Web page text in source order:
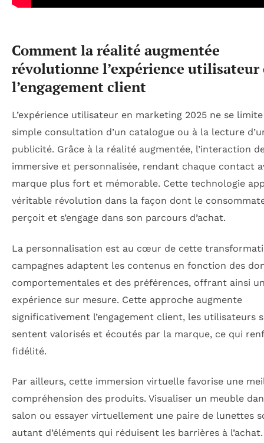
Comment la réalité augmentée
révolutionne l’expérience utilisateur
l’engagement client
L’expérience utilisateur en marketing 2025 ne se
simple consultation d’un catalogue ou à la lecture
publicité. Grâce à la réalité augmentée, l’interaction
immersive et personnalisée, rendant chaque contact
marque plus fort et mémorable. Cette technologie
véritable révolution dans la façon dont le
perçoit et s’engage dans son parcours d’achat.
La personnalisation est au cœur de cette
campagnes adaptent les contenus en fonction des
comportementales et des préférences, offrant ainsi
expérience sur mesure. Cette approche augmente
significativement l’engagement client, les utilisateurs
sentent valorisés et écoutés par la marque, ce qui
fidélité.
Par ailleurs, cette immersion virtuelle favorise une
compréhension des produits. Visualiser un meuble
salon ou essayer virtuellement une paire de lunettes
autant d’éléments qui réduisent les barrières à l’achat.